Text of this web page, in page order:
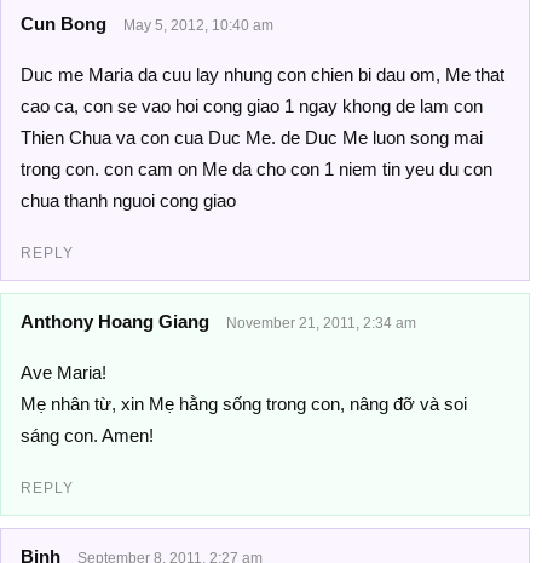
Cun Bong May 5, 2012, 10:40 am
Duc me Maria da cuu lay nhung con chien bi dau om, Me that
cao ca, con se vao hoi cong giao 1 ngay khong de lam con
Thien Chua va con cua Duc Me. de Duc Me luon song mai
trong con. con cam on Me da cho con 1 niem tin yeu du con
chua thanh nguoi cong giao
REPLY
Anthony Hoang Giang November 21, 2011, 2:34 am
Ave Maria!
Mẹ nhân từ, xin Mẹ hằng sống trong con, nâng đỡ và soi
sáng con. Amen!
REPLY
Binh September 8, 2011, 2:27 am